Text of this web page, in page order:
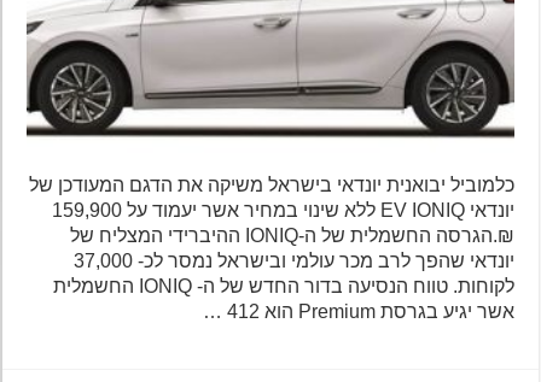
כלמוביל יבואנית יונדאי בישראל משיקה את הדגם המעודכן של
יונדאי EV IONIQ ללא שינוי במחיר אשר יעמוד על 159,900
₪.הגרסה החשמלית של ה-IONIQ ההיברידי המצליח של
יונדאי שהפך לרב מכר עולמי ובישראל נמסר לכ- 37,000
לקוחות. טווח הנסיעה בדור החדש של ה- IONIQ החשמלית
אשר יגיע בגרסת Premium הוא 412 …